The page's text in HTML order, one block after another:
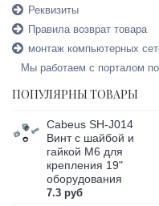
Реквизиты
Правила возврат товара
монтаж компьютерных
Мы работаем с порталом
ПОПУЛЯРНЫ ТОВАРЫ
Cabeus SH-J014
Винт с шайбой и
гайкой M6 для
крепления 19"
оборудования
7.3 руб